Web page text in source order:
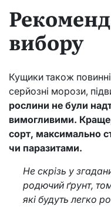
вибору
Кущики також
серйозні морози,
рослини не були
вимогливими.
сорт, максимально
чи паразитами.
Не скрізь у
родючий ґрунт,
які будуть легко